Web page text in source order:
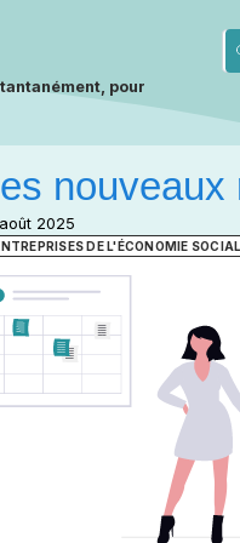
pour
nouveaux
2025
DE L'ÉCONOMIE